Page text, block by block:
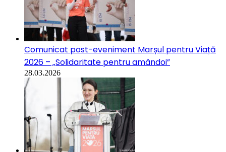
Comunicat post-eveniment Marșul pentru Viață
2026 – „Solidaritate pentru amândoi”
28.03.2026